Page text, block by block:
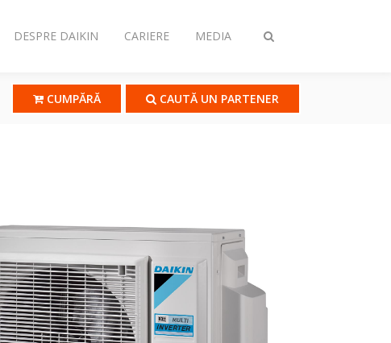
Comutare
DESPRE DAIKIN CARIERE MEDIA
CUMPĂRĂ CAUTĂ UN PARTENER